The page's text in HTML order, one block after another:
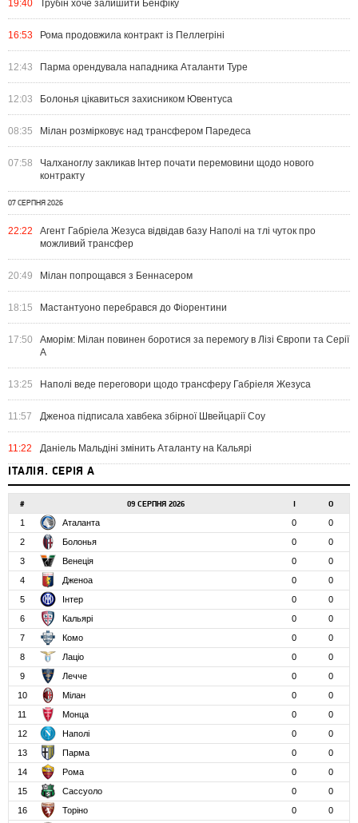
19:40 Трубін хоче залишити Бенфіку
16:53 Рома продовжила контракт із Пеллегріні
12:43 Парма орендувала нападника Аталанти Туре
12:03 Болонья цікавиться захисником Ювентуса
08:35 Мілан розмірковує над трансфером Паредеса
07:58
Чалханоглу закликав Інтер почати перемовини щодо нового
контракту
07 СЕРПНЯ 2026
22:22
Агент Габріела Жезуса відвідав базу Наполі на тлі чуток про
можливий трансфер
20:49 Мілан попрощався з Беннасером
18:15 Мастантуоно перебрався до Фіорентини
17:50
Аморім: Мілан повинен боротися за перемогу в Лізі Європи та Серії
А
13:25 Наполі веде переговори щодо трансферу Габріеля Жезуса
11:57 Дженоа підписала хавбека збірної Швейцарії Соу
11:22 Даніель Мальдіні змінить Аталанту на Кальярі
ІТАЛІЯ. СЕРІЯ А
# 09 СЕРПНЯ 2026 І О
1 Аталанта 0
0
2
Болонья 0
0
3
Венеція 0
0
4
Дженоа 0
0
5
Інтер 0
0
6
Кальярі 0
0
7
Комо 0
0
8
Лаціо 0
0
9
Лечче 0
0
10
Мілан 0
0
11
Монца 0
0
12
Наполі 0
0
13
Парма 0
0
14
Рома 0
0
15
Сассуоло 0
0
16
Торіно 0
0